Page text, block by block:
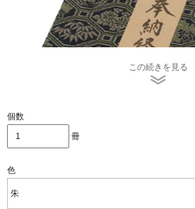
■納経帳 別格二十霊場（平安柄）
この続きを見る
個数
冊
色